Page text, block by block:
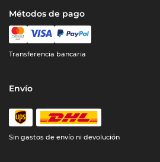
Métodos de pago
Transferencia bancaria
Envío
Sin gastos de envío ni devolución